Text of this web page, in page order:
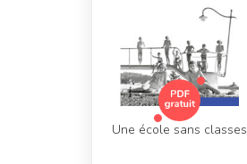
Une école sans classes